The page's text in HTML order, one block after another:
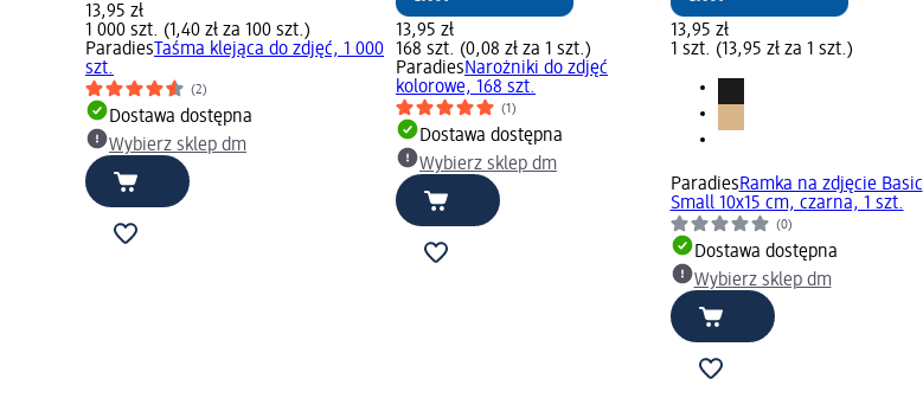
13,95 zł
1 000 szt. (1,40 zł za 100 szt.)
Paradies Taśma klejąca do zdjęć, 1 000
szt.
(2)
Dostawa dostępna
Wybierz sklep dm
13,95 zł
168 szt. (0,08 zł za 1 szt.)
ParadiesNarożniki do zdjęć
kolorowe, 168 szt.
(1)
Dostawa dostępna
Wybierz sklep dm
13,95 zł
1 szt. (13,95 zł za 1 szt.)
ParadiesRamka na zdjęcie Basic
Small 10x15 cm, czarna, 1 szt.
(0)
Dostawa dostępna
Wybierz sklep dm